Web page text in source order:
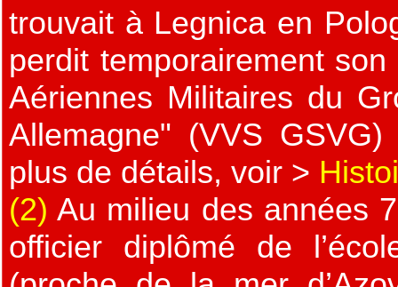
trouvait à Legnica en
perdit temporairement
Aériennes Militaires du
Allemagne" (VVS
plus de détails, voir >
(2) Au milieu des années
officier diplômé de